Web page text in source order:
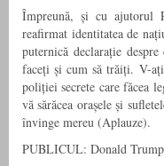
Împreună, și cu ajutorul
reafirmat identitatea de
puternică declarație
faceți și cum să trăiți. V-
poliției secrete care făcea
vă sărăcea orașele și
învinge mereu (Aplauze).
PUBLICUL: Donald